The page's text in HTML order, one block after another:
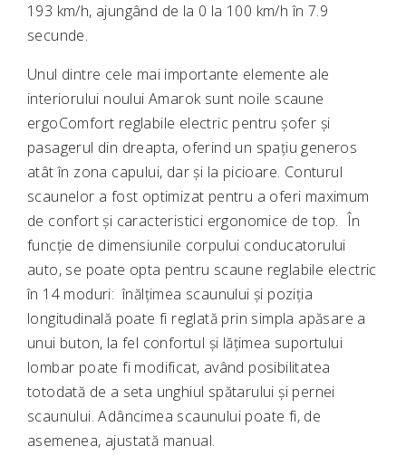
193 km/h, ajungând de la 0 la 100 km/h în 7.9
secunde.
Unul dintre cele mai importante elemente ale
interiorului noului Amarok sunt noile scaune
ergoComfort reglabile electric pentru șofer și
pasagerul din dreapta, oferind un spațiu generos
atât în zona capului, dar și la picioare. Conturul
scaunelor a fost optimizat pentru a oferi maximum
de confort și caracteristici ergonomice de top. În
funcție de dimensiunile corpului conducatorului
auto, se poate opta pentru scaune reglabile electric
în 14 moduri: înălțimea scaunului și poziția
longitudinală poate fi reglată prin simpla apăsare a
unui buton, la fel confortul și lățimea suportului
lombar poate fi modificat, având posibilitatea
totodată de a seta unghiul spătarului și pernei
scaunului. Adâncimea scaunului poate fi, de
asemenea, ajustată manual.